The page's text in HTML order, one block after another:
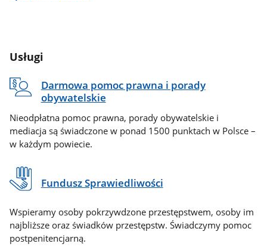
Usługi
Darmowa pomoc prawna i porady
obywatelskie
Nieodpłatna pomoc prawna, porady obywatelskie i
mediacja są świadczone w ponad 1500 punktach w Polsce –
w każdym powiecie.
Fundusz Sprawiedliwości
Wspieramy osoby pokrzywdzone przestępstwem, osoby im
najbliższe oraz świadków przestępstw. Świadczymy pomoc
postpenitencjarną.